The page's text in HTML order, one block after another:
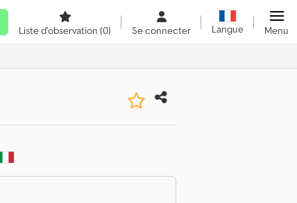
Liste d'observation (0) Se connecter Langue Menu